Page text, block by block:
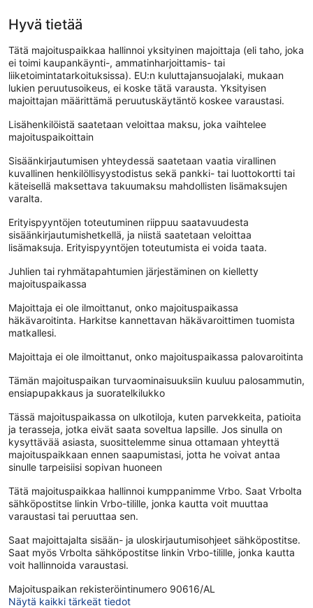
Hyvä tietää
Tätä majoituspaikkaa hallinnoi yksityinen majoittaja (eli taho, joka
ei toimi kaupankäynti-, ammatinharjoittamis- tai
liiketoimintatarkoituksissa). EU:n kuluttajansuojalaki, mukaan
lukien peruutusoikeus, ei koske tätä varausta. Yksityisen
majoittajan määrittämä peruutuskäytäntö koskee varaustasi.
Lisähenkilöistä saatetaan veloittaa maksu, joka vaihtelee
majoituspaikoittain
Sisäänkirjautumisen yhteydessä saatetaan vaatia virallinen
kuvallinen henkilöllisyystodistus sekä pankki- tai luottokortti tai
käteisellä maksettava takuumaksu mahdollisten lisämaksujen
varalta.
Erityispyyntöjen toteutuminen riippuu saatavuudesta
sisäänkirjautumishetkellä, ja niistä saatetaan veloittaa
lisämaksuja. Erityispyyntöjen toteutumista ei voida taata.
Juhlien tai ryhmätapahtumien järjestäminen on kielletty
majoituspaikassa
Majoittaja ei ole ilmoittanut, onko majoituspaikassa
häkävaroitinta. Harkitse kannettavan häkävaroittimen tuomista
matkallesi.
Majoittaja ei ole ilmoittanut, onko majoituspaikassa palovaroitinta
Tämän majoituspaikan turvaominaisuuksiin kuuluu palosammutin,
ensiapupakkaus ja suoratelkilukko
Tässä majoituspaikassa on ulkotiloja, kuten parvekkeita, patioita
ja terasseja, jotka eivät saata soveltua lapsille. Jos sinulla on
kysyttävää asiasta, suosittelemme sinua ottamaan yhteyttä
majoituspaikkaan ennen saapumistasi, jotta he voivat antaa
sinulle tarpeisiisi sopivan huoneen
Tätä majoituspaikkaa hallinnoi kumppanimme Vrbo. Saat Vrbolta
sähköpostitse linkin Vrbo-tilille, jonka kautta voit muuttaa
varaustasi tai peruuttaa sen.
Saat majoittajalta sisään- ja uloskirjautumisohjeet sähköpostitse.
Saat myös Vrbolta sähköpostitse linkin Vrbo-tilille, jonka kautta
voit hallinnoida varaustasi.
Majoituspaikan rekisteröintinumero 90616/AL
Näytä kaikki tärkeät tiedot